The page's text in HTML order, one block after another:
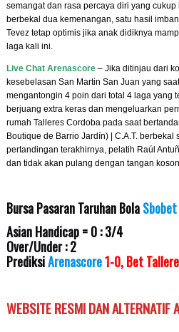
semangat dan rasa percaya diri yang
berbekal dua kemenangan, satu hasil
Tevez tetap optimis jika anak didiknya
laga kali ini.
Live Chat Arenascore – Jika ditinjau dari
kesebelasan San Martin San Juan yang
mengantongin 4 poin dari total 4 laga yang
berjuang extra keras dan mengeluarkan
rumah Talleres Cordoba pada saat
Boutique de Barrio Jardín) | C.A.T.
pertandingan terakhirnya, pelatih Raúl
dan tidak akan pulang dengan tangan
Bursa Pasaran Taruhan BolaSbobet
Asian Handicap = 0 : 3/4
Over/Under : 2
PrediksiArenascore1-0, Bet
WEBSITE RESMI DANALTERNATIF